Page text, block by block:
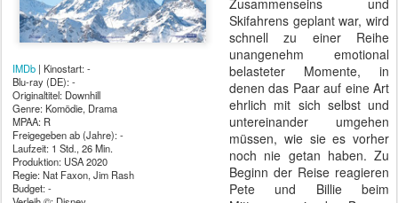
IMDb | Kinostart: -
Blu-ray (DE): -
Originaltitel: Downhill
Genre: Komödie, Drama
MPAA: R
Freigegeben ab (Jahre): -
Laufzeit: 1 Std., 26 Min.
Produktion: USA 2020
Regie: Nat Faxon, Jim Rash
Budget: -
Zusammenseins und
Skifahrens geplant war, wird
schnell zu einer Reihe
unangenehm emotional
belasteter Momente, in
denen das Paar auf eine Art
ehrlich mit sich selbst und
untereinander umgehen
müssen, wie sie es vorher
noch nie getan haben. Zu
Beginn der Reise reagieren
Pete und Billie beim